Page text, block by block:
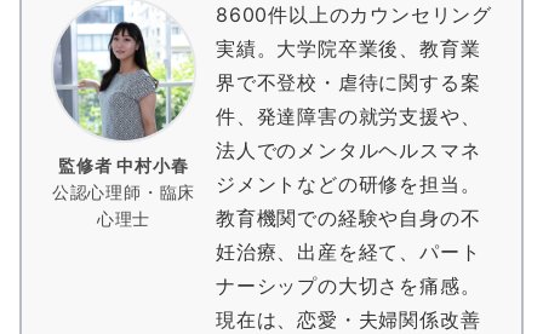
監修者 中村小春
公認心理師・臨床
心理士
8600件以上のカウンセリング
実績。大学院卒業後、教育業
界で不登校・虐待に関する案
件、発達障害の就労支援や、
法人でのメンタルヘルスマネ
ジメントなどの研修を担当。
教育機関での経験や自身の不
妊治療、出産を経て、パート
ナーシップの大切さを痛感。
現在は、恋愛・夫婦関係改善